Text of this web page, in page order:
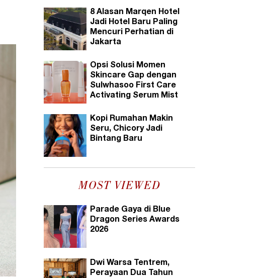
8 Alasan Marqen Hotel
Jadi Hotel Baru Paling
Mencuri Perhatian di
Jakarta
Opsi Solusi Momen
Skincare Gap dengan
Sulwhasoo First Care
Activating Serum Mist
Kopi Rumahan Makin
Seru, Chicory Jadi
Bintang Baru
MOST VIEWED
Parade Gaya di Blue
Dragon Series Awards
2026
Dwi Warsa Tentrem,
Perayaan Dua Tahun